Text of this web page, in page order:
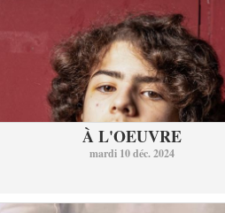
À L'OEUVRE
mardi 10 déc. 2024